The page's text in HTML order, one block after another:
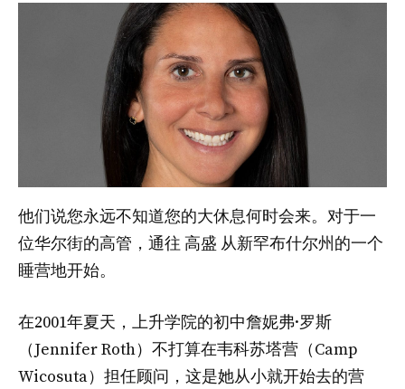
他们说您永远不知道您的大休息何时会来。对于一
位华尔街的高管，通往高盛 从新罕布什尔州的一个
睡营地开始。
在2001年夏天，上升学院的初中詹妮弗·罗斯
（Jennifer Roth）不打算在韦科苏塔营（Camp
Wicosuta）担任顾问，这是她从小就开始去的营